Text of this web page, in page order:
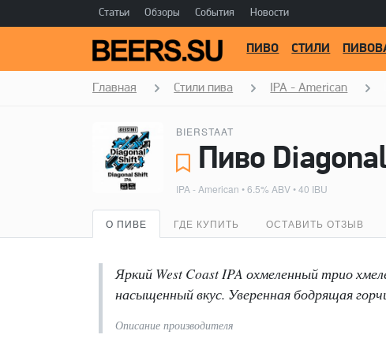
Статьи Обзоры События Новости
ПИВО СТИЛИ
Главная Стили пива IPA - American
BIERSTAAT
Пиво
IPA - American • 6.5% ABV • 40 IBU
О ПИВЕ ГДЕ КУПИТЬ ОСТАВИТЬ ОТЗЫВ
Яркий West Coast IPA охмеленный трио
насыщенный вкус. Уверенная бодрящая
Описание производителя